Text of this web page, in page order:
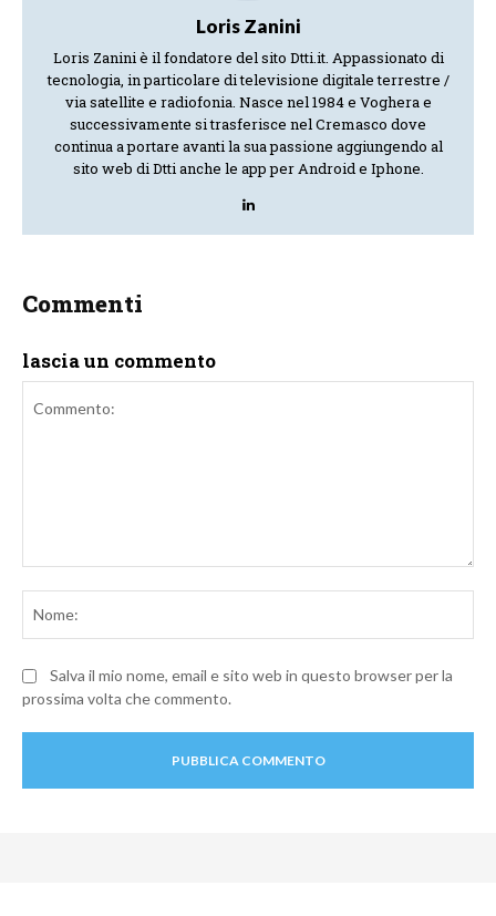
Loris Zanini
Loris Zanini è il fondatore del sito Dtti.it. Appassionato di
tecnologia, in particolare di televisione digitale terrestre /
via satellite e radiofonia. Nasce nel 1984 e Voghera e
successivamente si trasferisce nel Cremasco dove
continua a portare avanti la sua passione aggiungendo al
sito web di Dtti anche le app per Android e Iphone.
Commenti
lascia un commento
Salva il mio nome, email e sito web in questo browser per la
prossima volta che commento.